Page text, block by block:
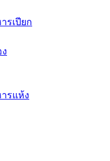
รเปียก
รแห้ง